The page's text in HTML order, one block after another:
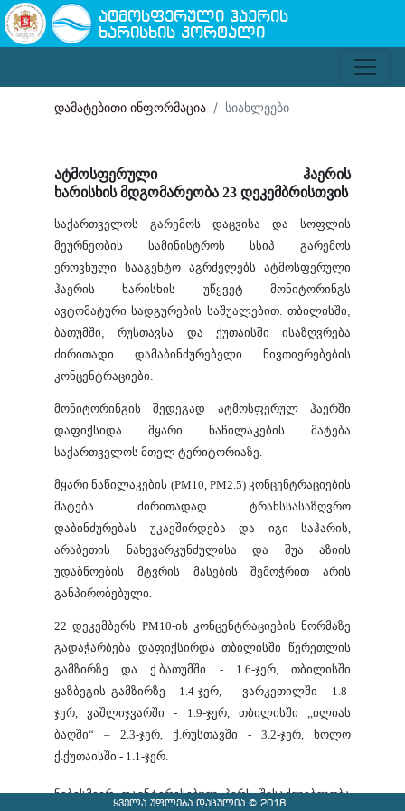
ატმოსფერული ჰაერის
ხარისხის პორტალი
დამატებითი ინფორმაცია სიახლეები
ატმოსფერული ჰაერის
ხარისხის მდგომარეობა 23 დეკემბრისთვის
საქართველოს გარემოს დაცვისა და
სოფლის
მეურნეობის
სამინისტროს სსიპ
გარემოს
ეროვნული
სააგენტო აგრძელებს
ატმოსფერული
ჰაერის
ხარისხის უწყვეტ
მონიტორინგს
ავტომატური სადგურების საშუალებით.თბილისში,
ბათუმში,რუსთავსა და ქუთაისში
ისაზღვრება
ძირითადი
დამაბინძურებელი
ნივთიერებების
კონცენტრაციები.
მონიტორინგის შედეგად ატმოსფერულ ჰაერში
დაფიქსიდა მყარი ნაწილაკების მატება
საქართველოს მთელ ტერიტორიაზე.
მყარი ნაწილაკების (PM10, PM2.5) კონცენტრაციების
მატება ძირითადად ტრანსსასაზღვრო
დაბინძურებას უკავშირდება და იგი საჰარის,
არაბეთის ნახევარკუნძულისა და შუა აზიის
უდაბნოების მტვრის მასების შემოჭრით არის
განპირობებული.
22 დეკემბერს PM10-ის კონცენტრაციების ნორმაზე
გადაჭარბება დაფიქსირდა თბილისში წერეთლის
გამზირზე და ქ.ბათუმში - 1.6-ჯერ, თბილისში
ყაზბეგის გამზირზე - 1.4-ჯერ, ვარკეთილში - 1.8-
ჯერ, ვაშლიჯვარში - 1.9-ჯერ, თბილისში ,,ილიას
ბაღში“ – 2.3-ჯერ, ქ.რუსთავში - 3.2-ჯერ, ხოლო
ქ.ქუთაისში - 1.1-ჯერ.
ნებისმიერ დაინტერესებულ პირს შესაძლებლობა
ყველა უფლება დაცულია © 2018